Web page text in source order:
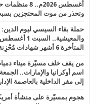
وتحذر من موت المحتجزين
حملة بقاء السيسي ليوم الدين:
المتأخرة 6 أشهر شهادات مُحْزِنة لأصحاب المعاشات والعيش على الكفاف
من يقف خلف مسيّرة ميناء
إلى مقر الداخلية بالعاصمة
هجوم بمسيّرة على منشأة